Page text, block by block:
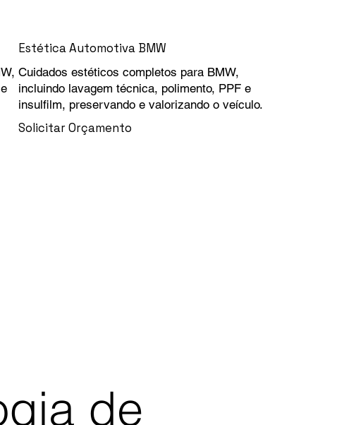
Estética Automotiva BMW
Cuidados estéticos completos para BMW,
incluindo lavagem técnica, polimento, PPF e
insulfilm, preservando e valorizando o veículo.
Solicitar Orçamento
de